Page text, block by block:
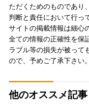
ただくためのものであり
判断と責任において行っ
サイトの掲載情報は細心
全ての情報の正確性を保
ラブル等の損失が被って
ので、予めご了承下さい。
他のオススメ記事